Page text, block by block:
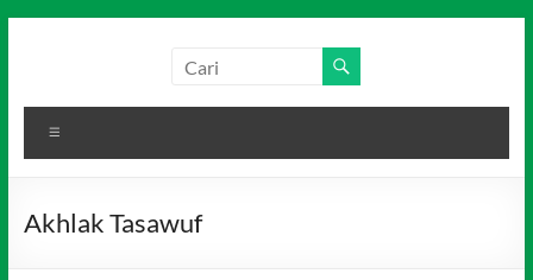
Media
Indonesia
Akhlak Tasawuf